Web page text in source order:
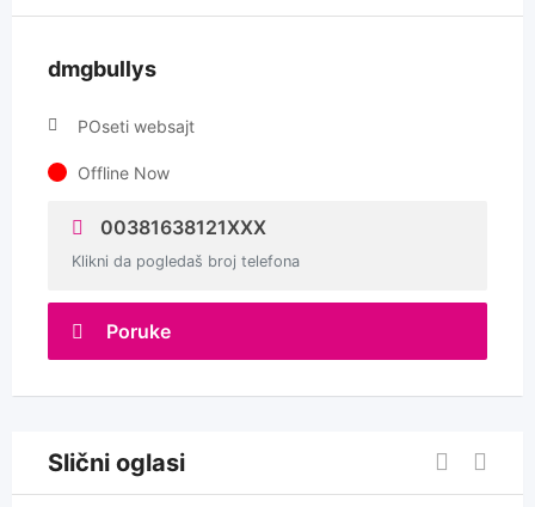
dmgbullys
POseti websajt
Offline Now
00381638121XXX
Klikni da pogledaš broj telefona
Poruke
Slični oglasi